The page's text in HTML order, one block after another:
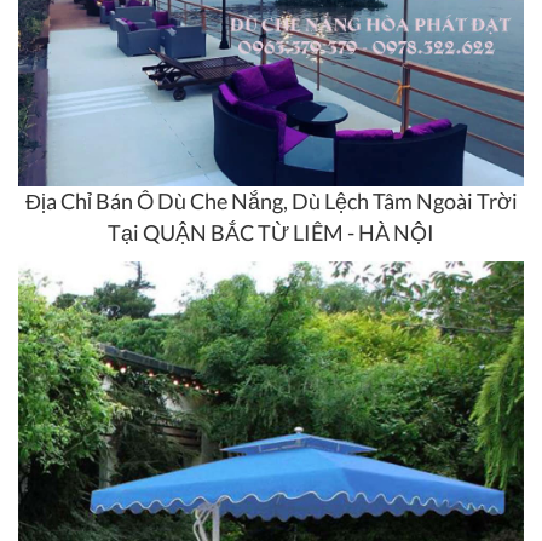
Địa Chỉ Bán Ô Dù Che Nắng, Dù Lệch Tâm Ngoài Trời
Tại QUẬN BẮC TỪ LIÊM - HÀ NỘI